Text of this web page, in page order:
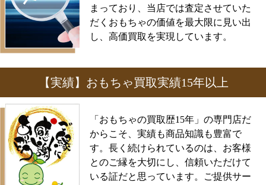
まっており、当店では査定させていた
だくおもちゃの価値を最大限に見い出
し、高価買取を実現しています。
【実績】おもちゃ買取実績15年以上
「おもちゃの買取歴15年」の専門店だ
からこそ、実績も商品知識も豊富で
す。長く続けられているのは、お客様
とのご縁を大切にし、信頼いただけて
いる証だと思っています。ご提供サー